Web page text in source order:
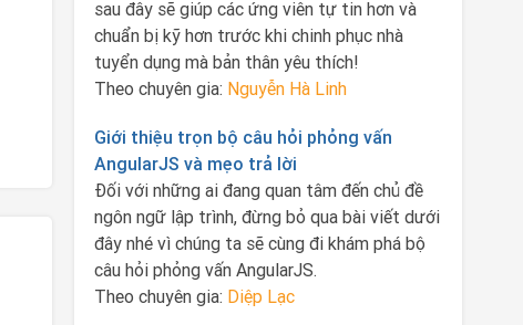
sau đây sẽ giúp các ứng viên tự tin hơn và
chuẩn bị kỹ hơn trước khi chinh phục nhà
tuyển dụng mà bản thân yêu thích!
Theo chuyên gia: Nguyễn Hà Linh
Giới thiệu trọn bộ câu hỏi phỏng vấn
AngularJS và mẹo trả lời
Đối với những ai đang quan tâm đến chủ đề
ngôn ngữ lập trình, đừng bỏ qua bài viết dưới
đây nhé vì chúng ta sẽ cùng đi khám phá bộ
câu hỏi phỏng vấn AngularJS.
Theo chuyên gia: Diệp Lạc